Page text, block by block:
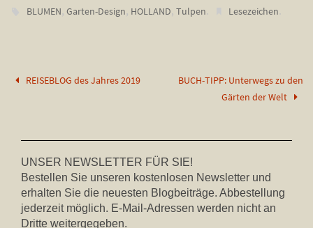
BLUMEN,Garten-Design, HOLLAND,Tulpen Lesezeichen
REISEBLOG des Jahres 2019
BUCH-TIPP: Unterwegs zu den
Gärten der Welt
UNSER NEWSLETTER FÜR SIE!
Bestellen Sie unseren kostenlosen Newsletter und
erhalten Sie die neuesten Blogbeiträge. Abbestellung
jederzeit möglich. E-Mail-Adressen werden nicht an
Dritte weitergegeben.